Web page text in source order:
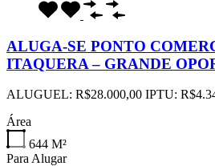
ALUGA-SE PONTO
ITAQUERA – GRANDE
ALUGUEL: R$28.000,00 IPTU:
Área
644 M²
Para Alugar